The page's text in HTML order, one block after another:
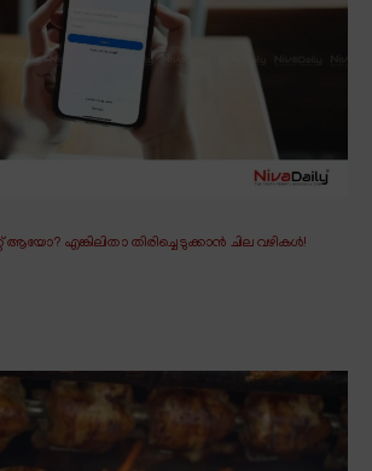
ആയോ? എങ്കിലിതാ തിരിച്ചെടുക്കാൻ ചില വഴികൾ!